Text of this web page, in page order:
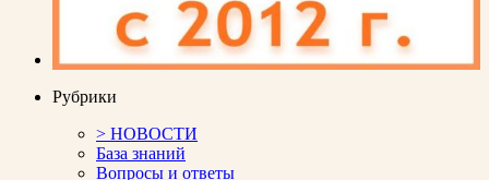
Рубрики
> НОВОСТИ
База знаний
Вопросы и ответы